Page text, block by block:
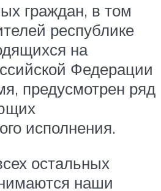
граждан, в том
республике
на
Федерации
предусмотрен ряд
исполнения.
остальных
наши